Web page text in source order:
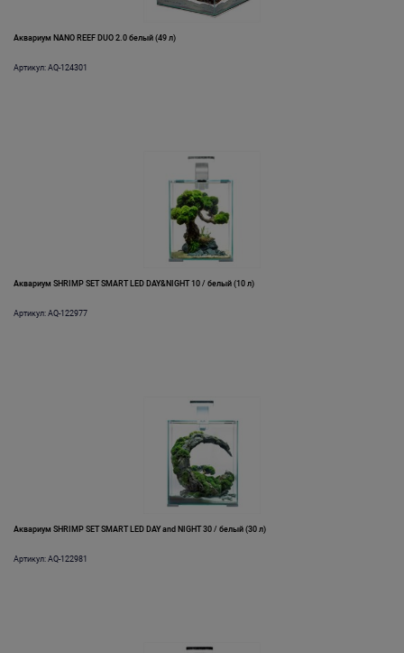
Аквариум NANO REEF DUO 2.0 белый (49 л)
Артикул: AQ-124301
Аквариум SHRIMP SET SMART LED DAY&NIGHT 10 / белый (10 л)
Артикул: AQ-122977
Аквариум SHRIMP SET SMART LED DAY and NIGHT 30 / белый (30 л)
Артикул: AQ-122981